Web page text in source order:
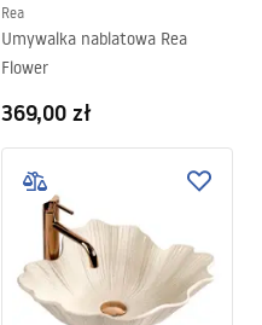
Rea
Umywalka nablatowa Rea
Flower
369,00 zł